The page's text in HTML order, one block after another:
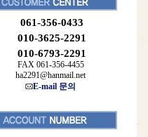
061-356-0433
010-3625-2291
010-6793-2291
FAX 061-356-4455
ha2291@hanmail.net
E-mail 문의